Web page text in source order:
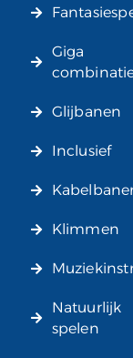
Giga
Glijbanen
Inclusief
Klimmen
Natuurlijk
spelen